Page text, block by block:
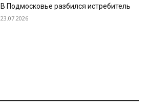
В Подмосковье разбился истребитель
23.07.2026